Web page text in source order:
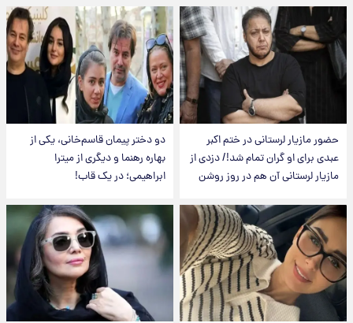
حضور مازیار لرستانی در ختم اکبر
عبدی برای او گران تمام شد!/ دزدی از
مازیار لرستانی آن هم در روز روشن
دو دختر پیمان قاسم‌خانی، یکی از
بهاره رهنما و دیگری از میترا
ابراهیمی؛ در یک قاب!